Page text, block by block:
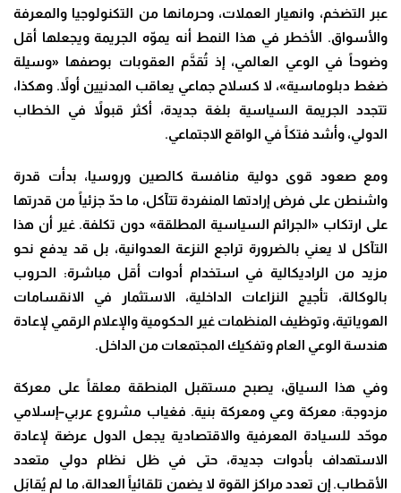
عبر التضخم، وانهيار العملات، وحرمانها من التكنولوجيا والمعرفة
والأسواق. الأخطر في هذا النمط أنه يموّه الجريمة ويجعلها أقل
وضوحاً في الوعي العالمي، إذ تُقدَّم العقوبات بوصفها «وسيلة
ضغط دبلوماسية»، لا كسلاح جماعي يعاقب المدنيين أولاً. وهكذا،
تتجدد الجريمة السياسية بلغة جديدة، أكثر قبولاً في الخطاب
الدولي، وأشد فتكاً في الواقع الاجتماعي.
ومع صعود قوى دولية منافسة كالصين وروسيا، بدأت قدرة
واشنطن على فرض إرادتها المنفردة تتآكل، ما حدّ جزئياً من قدرتها
على ارتكاب «الجرائم السياسية المطلقة» دون تكلفة. غير أن هذا
التآكل لا يعني بالضرورة تراجع النزعة العدوانية، بل قد يدفع نحو
مزيد من الراديكالية في استخدام أدوات أقل مباشرة: الحروب
بالوكالة، تأجيج النزاعات الداخلية، الاستثمار في الانقسامات
الهوياتية، وتوظيف المنظمات غير الحكومية والإعلام الرقمي لإعادة
هندسة الوعي العام وتفكيك المجتمعات من الداخل.
وفي هذا السياق، يصبح مستقبل المنطقة معلقاً على معركة
مزدوجة: معركة وعي ومعركة بنية. فغياب مشروع عربي–إسلامي
موحّد للسيادة المعرفية والاقتصادية يجعل الدول عرضة لإعادة
الاستهداف بأدوات جديدة، حتى في ظل نظام دولي متعدد
الأقطاب. إن تعدد مراكز القوة لا يضمن تلقائياً العدالة، ما لم يُقابَل